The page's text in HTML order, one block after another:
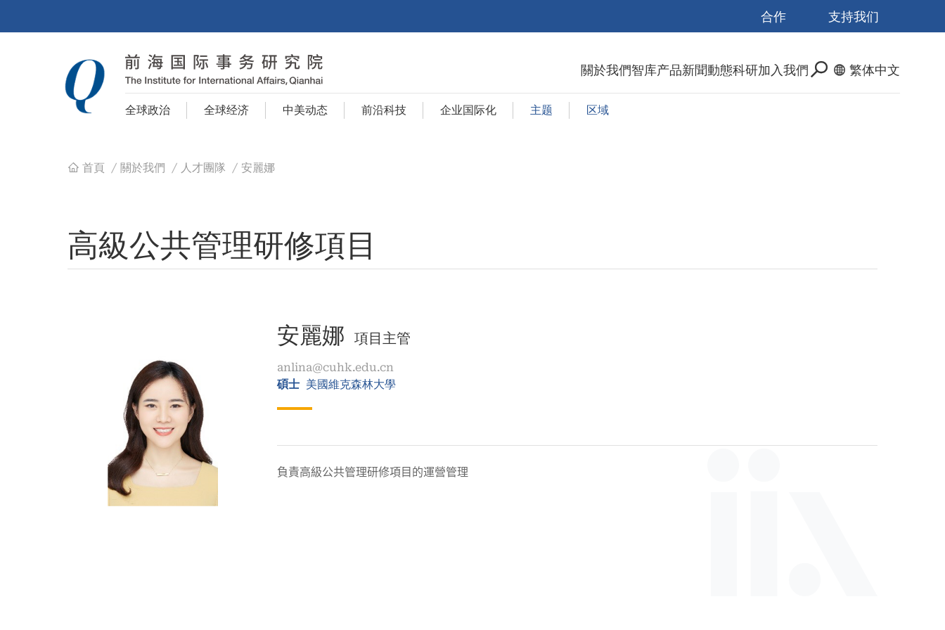
合作 支持我们
關於我們智库产品新聞動態科研加入我們 繁体中文
全球政治 全球经济 中美动态 前沿科技 企业国际化 主题 区域
導
航
連
首頁 / 關於我們 / 人才團隊 / 安麗娜
高級公共管理研修項目
安麗娜 項目主管
anlina@cuhk.edu.cn
碩士 美國維克森林大學
負責高級公共管理研修項目的運營管理